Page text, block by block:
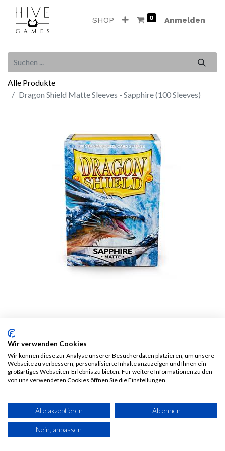
SHOP 0 Anmelden
Alle Produkte
Dragon Shield Matte Sleeves - Sapphire (100 Sleeves)
Dragon Shield Matte
Sleeves - Sapphire (100
Sleeves)
9,50€ Alle Preise inkl. MwSt.zzgl.
Versandkosten
Wir verwenden Cookies
Wir können diese zur Analyse unserer Besucherdaten platzieren, um unsere
Webseite zu verbessern, personalisierte Inhalte anzuzeigen und Ihnen ein
großartiges Webseiten-Erlebnis zu bieten. Für weitere Informationen zu den
von uns verwendeten Cookies öffnen Sie die Einstellungen.
Alle akzeptieren Ablehnen
Nein, anpassen